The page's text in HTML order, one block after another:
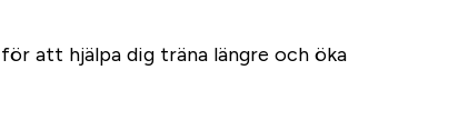
att hjälpa dig träna längre och öka